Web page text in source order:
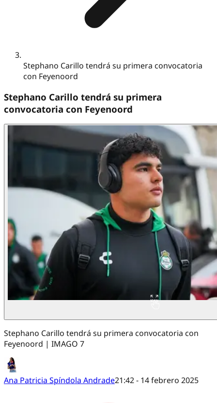
Stephano Carillo tendrá su primera convocatoria
con Feyenoord
Stephano Carillo tendrá su primera
convocatoria con Feyenoord
Stephano Carillo tendrá su primera convocatoria con
Feyenoord | IMAGO 7
Ana Patricia Spíndola Andrade21:42 - 14 febrero 2025